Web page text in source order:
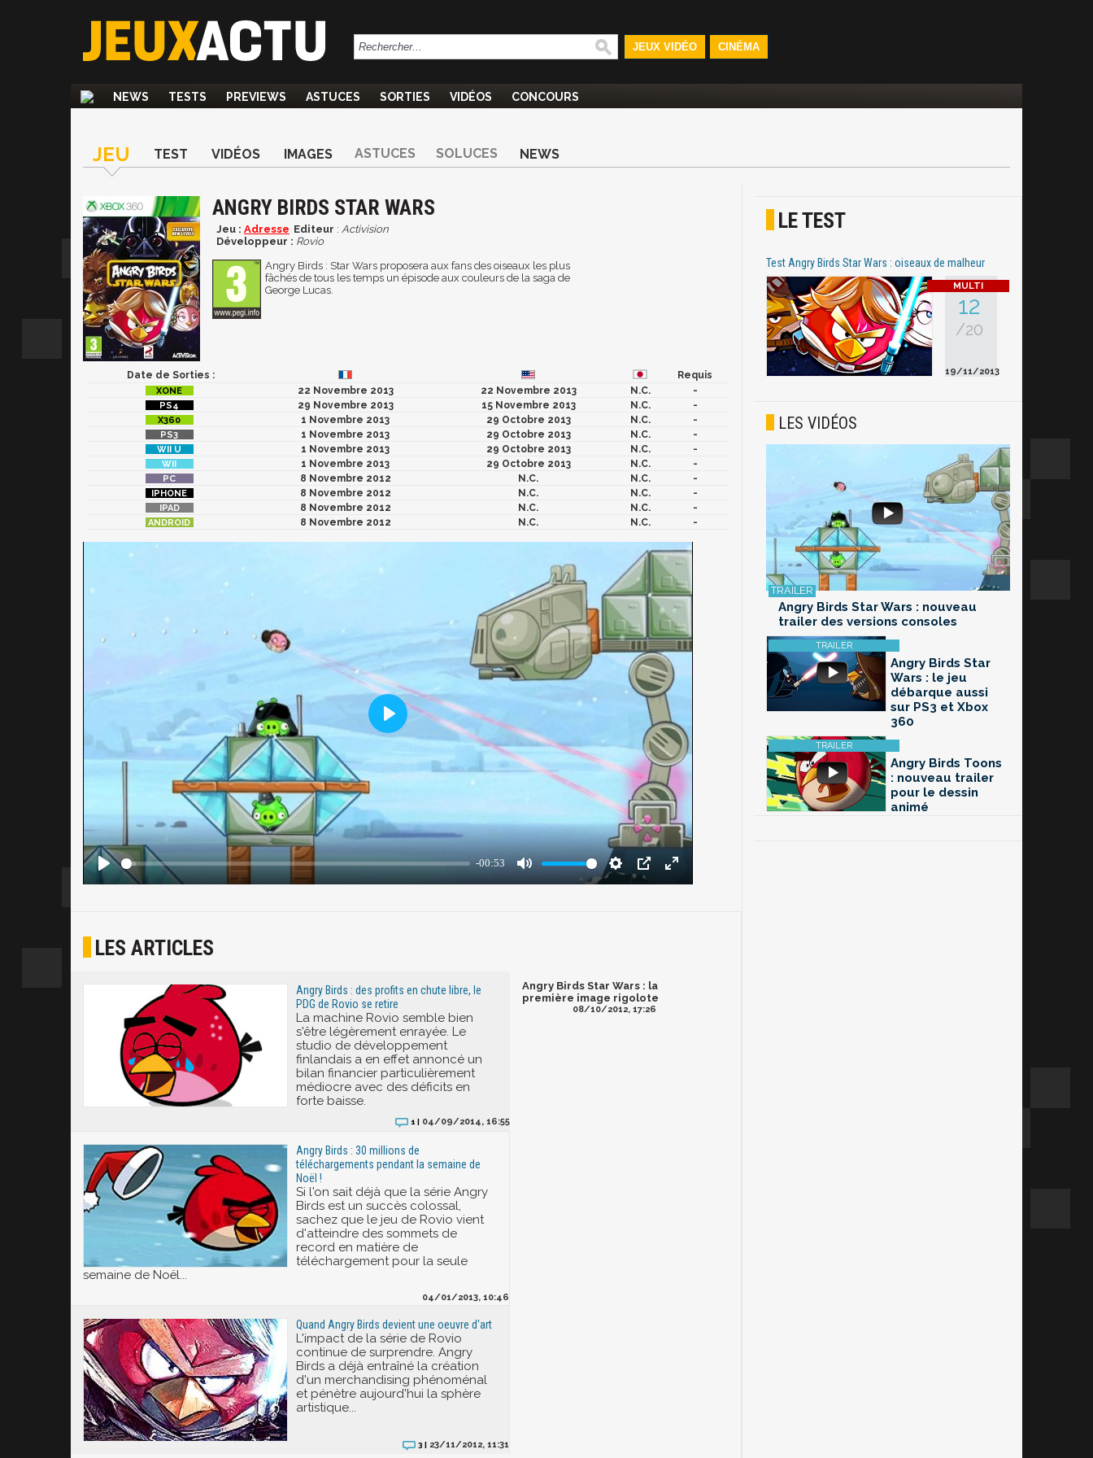
JEUX VIDÉO CINÉMA
NEWS TESTS PREVIEWS ASTUCES SORTIES VIDÉOS CONCOURS
JEU TEST VIDÉOS IMAGES ASTUCES SOLUCES NEWS
ANGRY BIRDS STAR WARS
Jeu : Adresse Editeur : Activision
Développeur : Rovio
Angry Birds : Star Wars proposera aux fans des oiseaux les plus
fâchés de tous les temps un épisode aux couleurs de la saga de
George Lucas.
Date de Sorties :
Requis
22 Novembre 2013
22 Novembre 2013 N.C.
-
29 Novembre 2013
15 Novembre 2013 N.C.
-
1 Novembre 2013
29 Octobre 2013 N.C.
-
1 Novembre 2013
29 Octobre 2013 N.C.
-
1 Novembre 2013
29 Octobre 2013 N.C.
-
1 Novembre 2013
29 Octobre 2013 N.C.
-
8 Novembre 2012
N.C. N.C.
-
8 Novembre 2012
N.C. N.C.
-
8 Novembre 2012
N.C. N.C.
-
8 Novembre 2012
N.C. N.C. -
LES ARTICLES
Angry Birds : des profits en chute libre, le
PDG de Rovio se retire
La machine Rovio semble bien
s'être légèrement enrayée. Le
studio de développement
finlandais a en effet annoncé un
bilan financier particulièrement
médiocre avec des déficits en
forte baisse.
1 | 04/09/2014, 16:55
Angry Birds : 30 millions de
téléchargements pendant la semaine de
Noël !
Si l'on sait déjà que la série Angry
Birds est un succès colossal,
sachez que le jeu de Rovio vient
d'atteindre des sommets de
record en matière de
téléchargement pour la seule
semaine de Noël...
04/01/2013, 10:46
Quand Angry Birds devient une oeuvre d'art
L'impact de la série de Rovio
continue de surprendre. Angry
Birds a déjà entraîné la création
d'un merchandising phénoménal
et pénètre aujourd'hui la sphère
artistique...
3 | 23/11/2012, 11:31
Angry Birds Star Wars : la
première image rigolote
08/10/2012, 17:26
LE TEST
Test Angry Birds Star Wars : oiseaux de malheur
12
/20
19/11/2013
LES VIDÉOS
Angry Birds Star Wars : nouveau
trailer des versions consoles
Angry Birds Star
Wars : le jeu
débarque aussi
sur PS3 et Xbox
360
Angry Birds Toons
: nouveau trailer
pour le dessin
animé